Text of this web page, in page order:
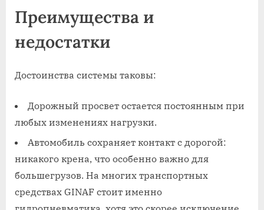
Преимущества и
недостатки
Достоинства системы таковы:
Дорожный просвет остается постоянным при
любых изменениях нагрузки.
Автомобиль сохраняет контакт с дорогой:
никакого крена, что особенно важно для
большегрузов. На многих транспортных
средствах GINAF стоит именно